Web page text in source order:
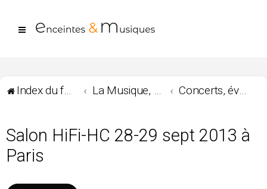
Index du forum La Musique, les musiques ... Concerts, évènements, salons
Salon HiFi-HC 28-29 sept 2013 à
Paris